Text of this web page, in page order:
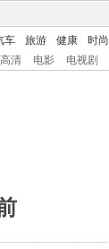
车 旅游 健康 时尚
高清 电影 电视剧